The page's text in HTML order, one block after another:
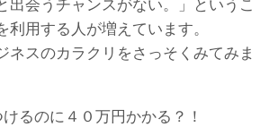
出会うチャンスがない。」というこ
利用する人が増えています。
ネスのカラクリをさっそくみてみま
るのに４０万円かかる？！